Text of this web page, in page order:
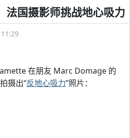
法国摄影师挑战地心吸力
在朋友 Marc Domage 的
摄出“反地心吸力”照片：